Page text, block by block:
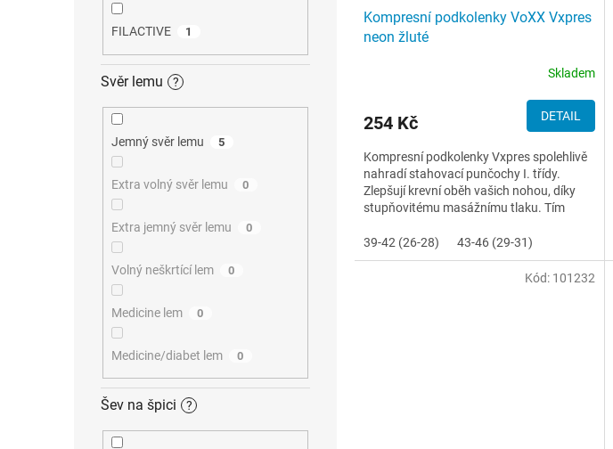
FILACTIVE 1
Svěr lemu ?
Jemný svěr lemu 5
Extra volný svěr lemu 0
Extra jemný svěr lemu 0
Volný neškrtící lem 0
Medicine lem 0
Medicine/diabet lem 0
Šev na špici ?
Kompresní podkolenky VoXX Vxpres
neon žluté
Skladem
254 Kč DETAIL
Kompresní podkolenky Vxpres spolehlivě
nahradí stahovací punčochy I. třídy.
Zlepšují krevní oběh vašich nohou, díky
stupňovitému masážnímu tlaku. Tím
39-42 (26-28)
43-46 (29-31)
Kód: 101232